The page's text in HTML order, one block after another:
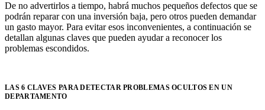
De no advertirlos a tiempo, habrá muchos pequeños defectos que se
podrán reparar con una inversión baja, pero otros pueden demandar
un gasto mayor. Para evitar esos inconvenientes, a continuación se
detallan algunas claves que pueden ayudar a reconocer los
problemas escondidos.
LAS 6 CLAVES PARA DETECTAR PROBLEMAS OCULTOS EN UN
DEPARTAMENTO